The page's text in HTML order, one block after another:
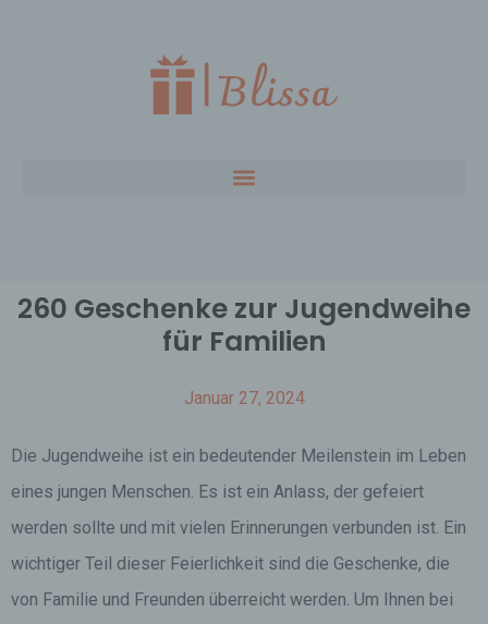
260 Geschenke zur Jugendweihe
für Familien
Januar 27, 2024
Die Jugendweihe ist ein bedeutender Meilenstein im Leben
eines jungen Menschen. Es ist ein Anlass, der gefeiert
werden sollte und mit vielen Erinnerungen verbunden ist. Ein
wichtiger Teil dieser Feierlichkeit sind die Geschenke, die
von Familie und Freunden überreicht werden. Um Ihnen bei